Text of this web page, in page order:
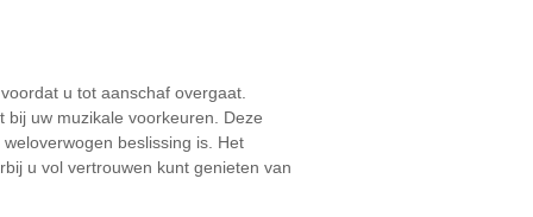
u tot aanschaf overgaat.
uw muzikale voorkeuren. Deze
beslissing is. Het
u vol vertrouwen kunt genieten van